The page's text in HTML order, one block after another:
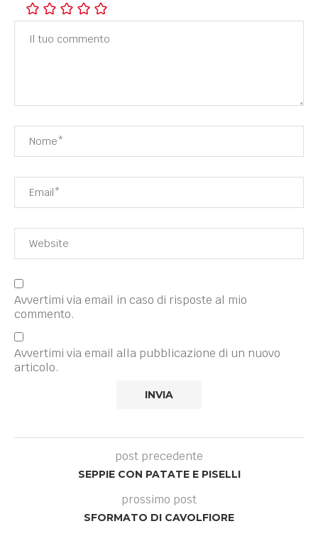
Avvertimi via email in caso di risposte al mio
commento.
Avvertimi via email alla pubblicazione di un nuovo
articolo.
post precedente
SEPPIE CON PATATE E PISELLI
prossimo post
SFORMATO DI CAVOLFIORE